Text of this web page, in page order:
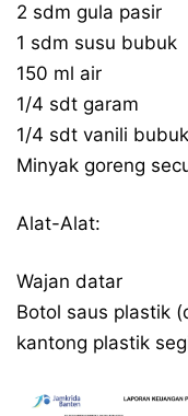
2 sdm gula pasir
1 sdm susu bubuk
150 ml air
1/4 sdt garam
1/4 sdt vanili bubuk
Minyak goreng
Alat-Alat:
Wajan datar
Botol saus plastik
kantong plastik